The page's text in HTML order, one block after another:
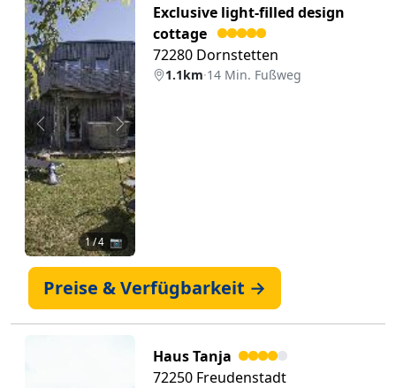
Zurück Weiter
1/ 4 📷
Exclusive light-filled design
cottage
72280 Dornstetten
1.1km·14 Min. Fußweg
Preise & Verfügbarkeit →
Haus Tanja
72250 Freudenstadt